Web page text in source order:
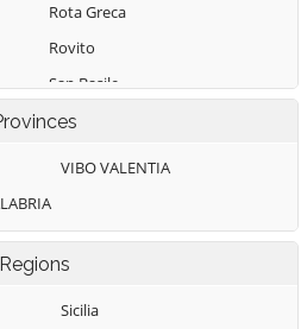
Rota Greca
Rovito
San Basile
San Benedetto
Albanese
San Demetrio
Corone
San Donato di
VIBO VALENTIA
Regions
Sicilia